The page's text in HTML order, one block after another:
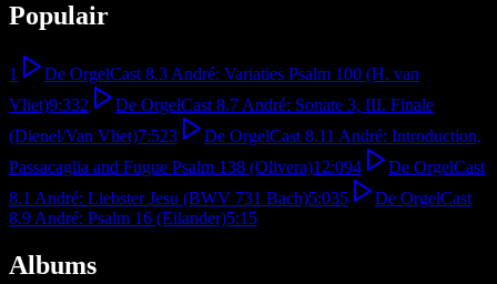
Populair
1
De OrgelCast 8.3 André: Variaties Psalm 100 (H. van
Vliet)9:332
De OrgelCast 8.7 André: Sonate 3, III. Finale
(Dienel/Van Vliet)7:523
De OrgelCast 8.11 André: Introduction,
Passacaglia and Fugue Psalm 138 (Olivera)12:094
De OrgelCast
8.1 André: Liebster Jesu (BWV 731 Bach)5:035
De OrgelCast
8.9 André: Psalm 16 (Eilander)5:15
Albums